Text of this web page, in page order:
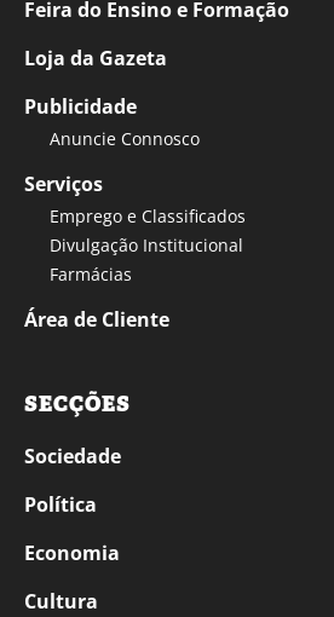
Feira do Ensino e Formação
Loja da Gazeta
Publicidade
Anuncie Connosco
Serviços
Emprego e Classificados
Divulgação Institucional
Farmácias
Área de Cliente
SECÇÕES
Sociedade
Política
Economia
Cultura